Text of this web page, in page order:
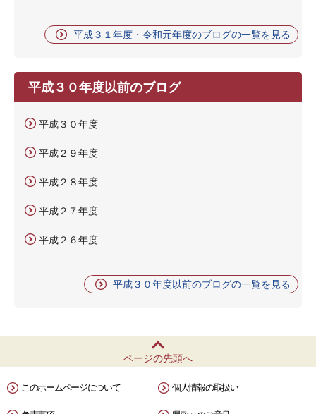
平成３１年度・令和元年度のブログの一覧を見る
平成３０年度以前のブログ
平成３０年度
平成２９年度
平成２８年度
平成２７年度
平成２６年度
平成３０年度以前のブログの一覧を見る
ページの先頭へ
このホームページについて 個人情報の取扱い